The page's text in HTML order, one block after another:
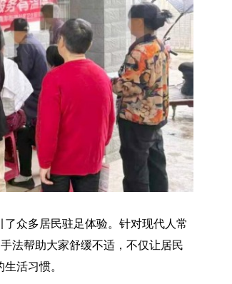
众多居民驻足体验。针对现代人常
法帮助大家舒缓不适，不仅让居民
活习惯。